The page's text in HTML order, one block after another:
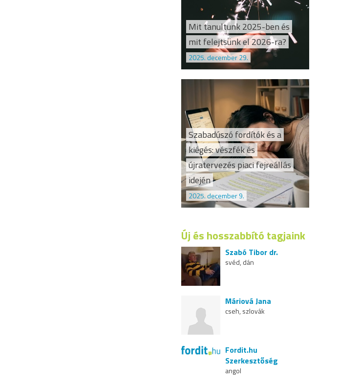
Mit tanultunk 2025-ben és
mit felejtsünk el 2026-ra?
2025. december 29.
Szabadúszó fordítók és a
kiégés: vészfék és
újratervezés piaci fejreállás
idején
2025. december 9.
Új és hosszabbító tagjaink
Szabó Tibor dr.
svéd, dán
Máriová Jana
cseh, szlovák
Fordit.hu
Szerkesztőség
angol